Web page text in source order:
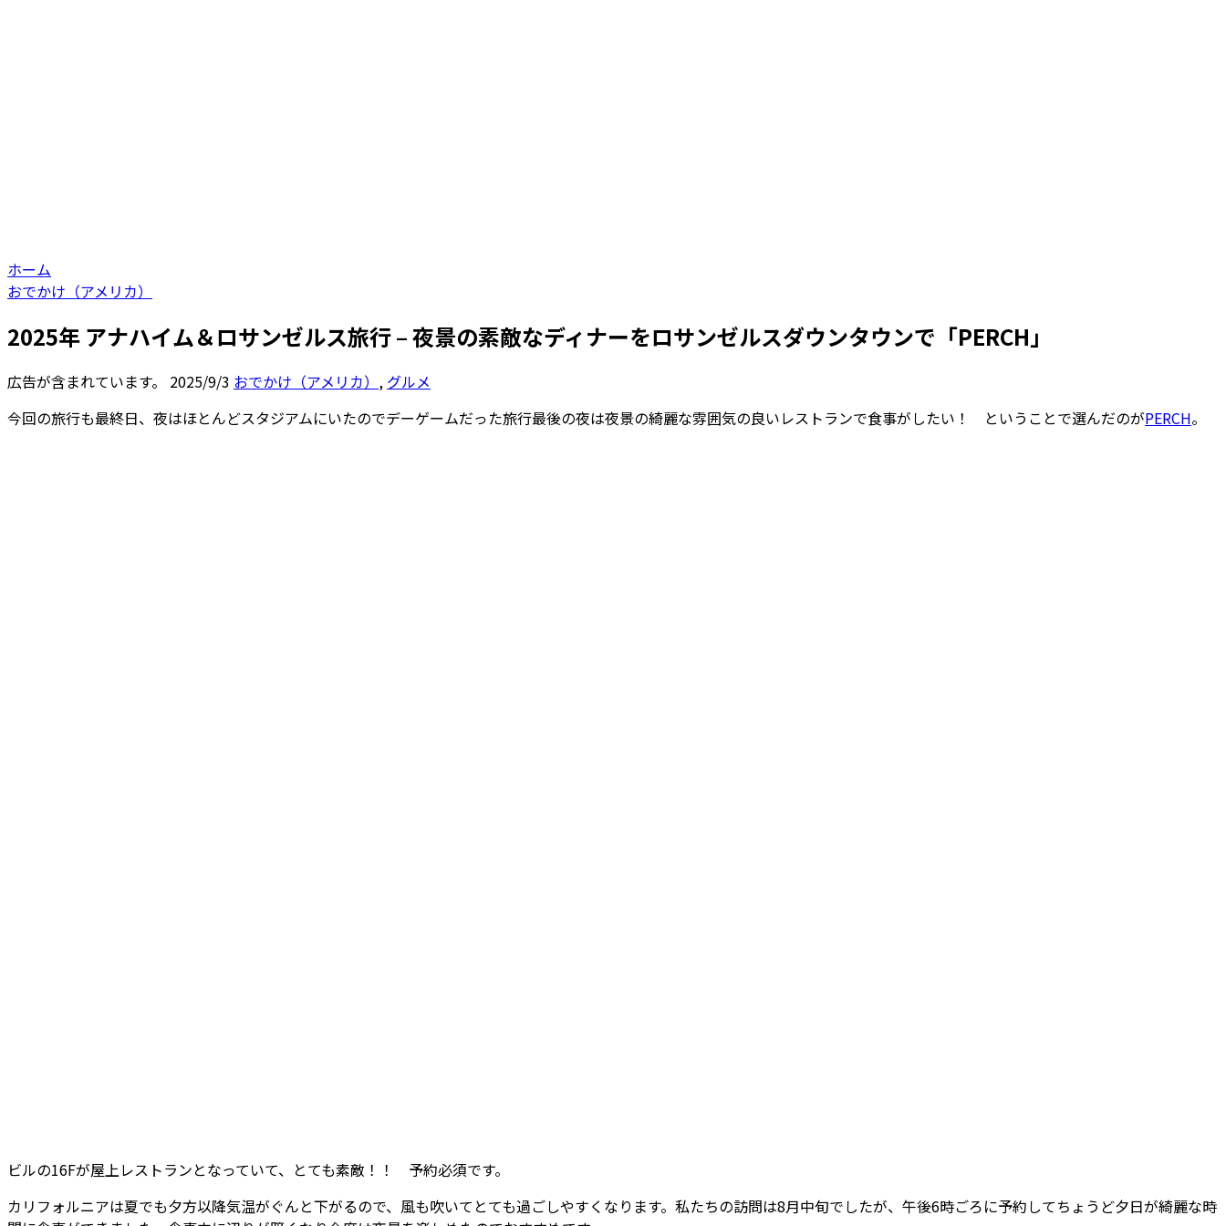
ホーム
おでかけ（アメリカ）
2025年 アナハイム＆ロサンゼルス旅行 – 夜景の素敵なディナーをロサンゼルスダウンタウンで「PERCH」
広告が含まれています。 2025/9/3 おでかけ（アメリカ） , グルメ
今回の旅行も最終日、夜はほとんどスタジアムにいたのでデーゲームだった旅行最後の夜は夜景の綺麗な雰囲気の良いレストランで食事がしたい！ ということで選んだのがPERCH。
ビルの16Fが屋上レストランとなっていて、とても素敵！！ 予約必須です。
カリフォルニアは夏でも夕方以降気温がぐんと下がるので、風も吹いてとても過ごしやすくなります。私たちの訪問は8月中旬でしたが、午後6時ごろに予約してちょうど夕日が綺麗な時